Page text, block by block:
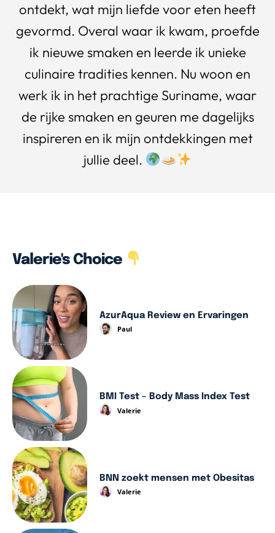
ontdekt, wat mijn liefde voor eten heeft
gevormd. Overal waar ik kwam, proefde
ik nieuwe smaken en leerde ik unieke
culinaire tradities kennen. Nu woon en
werk ik in het prachtige Suriname, waar
de rijke smaken en geuren me dagelijks
inspireren en ik mijn ontdekkingen met
jullie deel.
Valerie's Choice
AzurAqua Review en Ervaringen
Paul
BMI Test – Body Mass Index Test
Valerie
BNN zoekt mensen met Obesitas
Valerie